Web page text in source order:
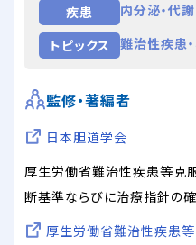
疾患
内分泌・代
トピックス
難治性疾患
監修・著編者
日本胆道学会
厚生労働省難治性疾患等克
断基準ならびに治療指針の
厚生労働省難治性疾患等